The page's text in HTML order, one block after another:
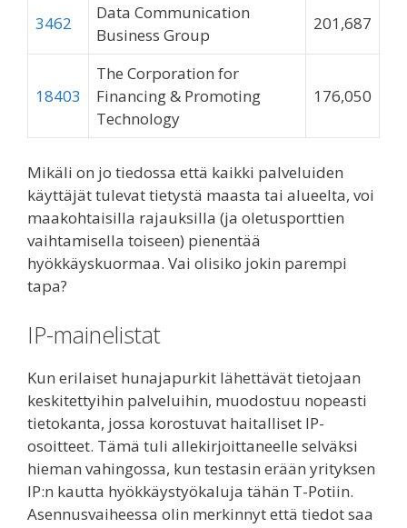
3462
Data Communication
Business Group
201,687
18403
The Corporation for
Financing & Promoting
Technology
176,050
Mikäli on jo tiedossa että kaikki palveluiden
käyttäjät tulevat tietystä maasta tai alueelta, voi
maakohtaisilla rajauksilla (ja oletusporttien
vaihtamisella toiseen) pienentää
hyökkäyskuormaa. Vai olisiko jokin parempi
tapa?
IP-mainelistat
Kun erilaiset hunajapurkit lähettävät tietojaan
keskitettyihin palveluihin, muodostuu nopeasti
tietokanta, jossa korostuvat haitalliset IP-
osoitteet. Tämä tuli allekirjoittaneelle selväksi
hieman vahingossa, kun testasin erään yrityksen
IP:n kautta hyökkäystyökaluja tähän T-Potiin.
Asennusvaiheessa olin merkinnyt että tiedot saa